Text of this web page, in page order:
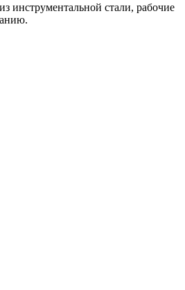
инструментальной стали, рабочие